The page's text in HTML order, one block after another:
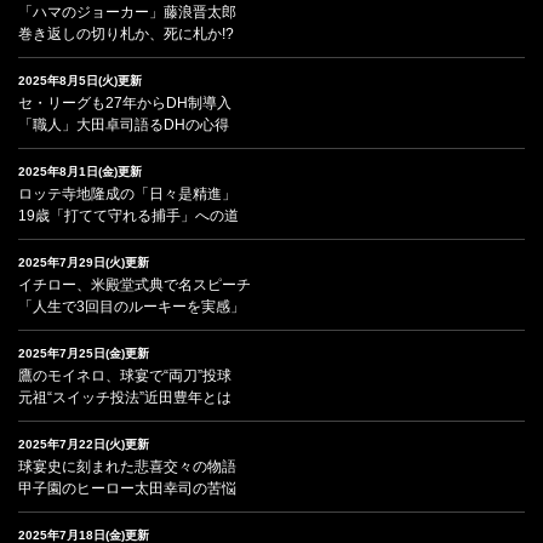
「ハマのジョーカー」藤浪晋太郎
巻き返しの切り札か、死に札か!?
2025年8月5日(火)更新
セ・リーグも27年からDH制導入
「職人」大田卓司語るDHの心得
2025年8月1日(金)更新
ロッテ寺地隆成の「日々是精進」
19歳「打てて守れる捕手」への道
2025年7月29日(火)更新
イチロー、米殿堂式典で名スピーチ
「人生で3回目のルーキーを実感」
2025年7月25日(金)更新
鷹のモイネロ、球宴で“両刀”投球
元祖“スイッチ投法”近田豊年とは
2025年7月22日(火)更新
球宴史に刻まれた悲喜交々の物語
甲子園のヒーロー太田幸司の苦悩
2025年7月18日(金)更新